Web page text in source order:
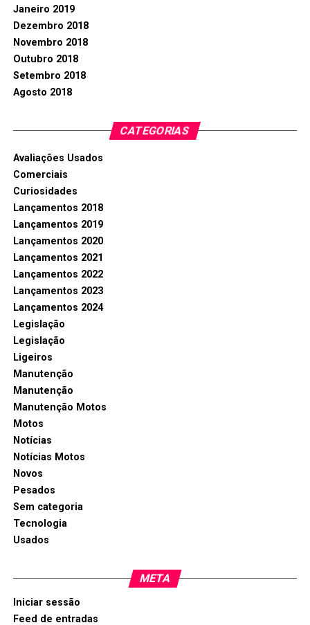
Janeiro 2019
Dezembro 2018
Novembro 2018
Outubro 2018
Setembro 2018
Agosto 2018
CATEGORIAS
Avaliações Usados
Comerciais
Curiosidades
Lançamentos 2018
Lançamentos 2019
Lançamentos 2020
Lançamentos 2021
Lançamentos 2022
Lançamentos 2023
Lançamentos 2024
Legislação
Legislação
Ligeiros
Manutenção
Manutenção
Manutenção Motos
Motos
Notícias
Notícias Motos
Novos
Pesados
Sem categoria
Tecnologia
Usados
META
Iniciar sessão
Feed de entradas